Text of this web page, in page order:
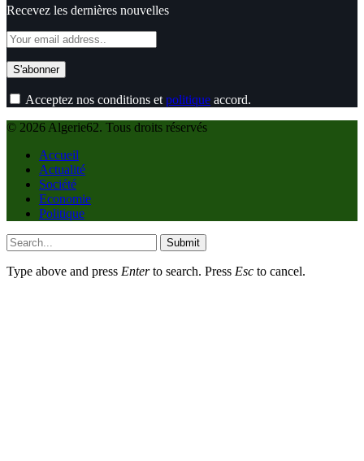
Recevez les dernières nouvelles
Acceptez nos conditions et politique accord.
© 2026 Algerie62. Tous droits réservés
Accueil
Actualité
Société
Economie
Politique
Submit
Type above and press Enterto search. Press Esc to cancel.